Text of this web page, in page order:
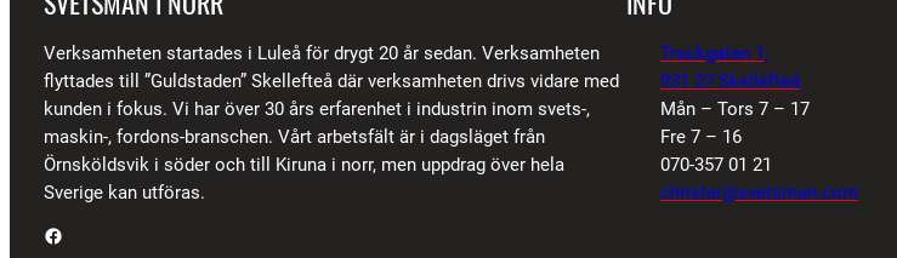
Verksamheten startades i Luleå för drygt 20 år sedan. Verksamheten
flyttades till ”Guldstaden” Skellefteå där verksamheten drivs vidare med
kunden i fokus. Vi har över 30 års erfarenhet i industrin inom svets-,
maskin-, fordons-branschen. Vårt arbetsfält är i dagsläget från
Örnsköldsvik i söder och till Kiruna i norr, men uppdrag över hela
Sverige kan utföras.
Facebook
Truckgatan 1,
931 27 Skellefteå
Mån – Tors 7 – 17
Fre 7 – 16
070-357 01 21
christer@svetsman.com